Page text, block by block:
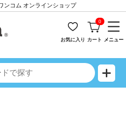
ンコム オンラインショップ
お気に入り
0
カート メニュー